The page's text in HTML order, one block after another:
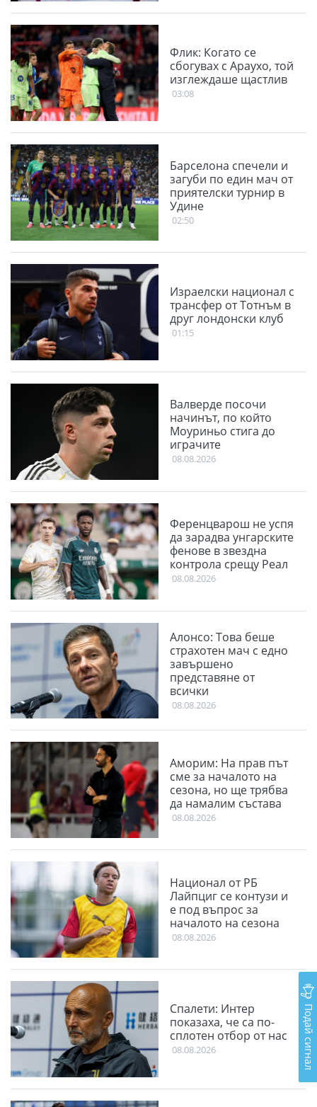
Флик: Когато се
сбогувах с Араухо, той
изглеждаше щастлив
03:08
Барселона спечели и
загуби по един мач от
приятелски турнир в
Удине
02:50
Израелски национал с
трансфер от Тотнъм в
друг лондонски клуб
01:15
Валверде посочи
начинът, по който
Моуриньо стига до
играчите
08.08.2026
Ференцварош не успя
да зарадва унгарските
фенове в звездна
контрола срещу Реал
08.08.2026
Алонсо: Това беше
страхотен мач с едно
завършено
представяне от
всички
08.08.2026
Аморим: На прав път
сме за началото на
сезона, но ще трябва
да намалим състава
08.08.2026
Национал от РБ
Лайпциг се контузи и
е под въпрос за
началото на сезона
08.08.2026
Спалети: Интер
показаха, че са по-
сплотен отбор от нас
08.08.2026 Подай сигнал